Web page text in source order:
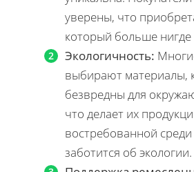
уверены, что
который больше нигде
Экологичность:
выбирают материалы,
безвредны для
что делает их
востребованной среди
заботится об экологии.